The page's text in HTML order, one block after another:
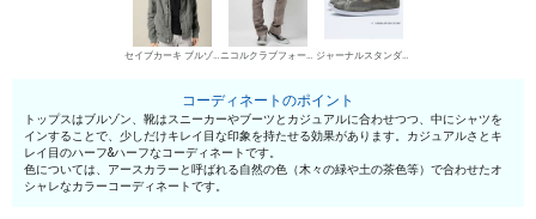
セイブカーキ ブルゾン ニコルクラブフォーメン デニムパンツ・ジーンズ ジャーナルスタンダード ローカットスニーカー
コーディネートのポイント
トップスはブルゾン、靴はスニーカーやブーツとカジュアルに合わせつつ、中にシャツを
インすることで、少しだけキレイ目な印象を持たせる効果があります。カジュアルさとキ
レイ目のハーフ&ハーフなコーディネートです。
色については、アースカラーと呼ばれる自然の色（木々の緑や土の茶色等）で合わせたオ
シャレなカラーコーディネートです。